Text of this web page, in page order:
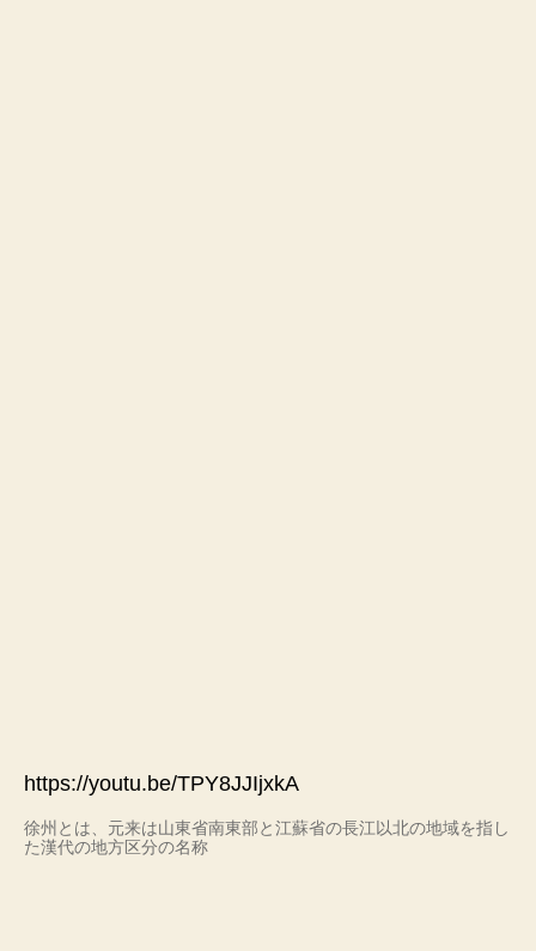
https://youtu.be/TPY8JJIjxkA
徐州とは、元来は山東省南東部と江蘇省の長江以北の地域を指し
た漢代の地方区分の名称